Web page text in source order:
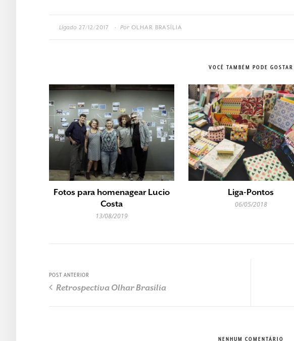
Ligado 27/12/2017 • Por OLHAR BRASÍLIA
VOCÊ TAMBÉM PODE GOSTAR
Fotos para homenagear Lucio
Costa
13/08/2019
Liga-Pontos
06/05/2018
POST ANTERIOR
Retrospectiva Olhar Brasília
NENHUM COMENTÁRIO